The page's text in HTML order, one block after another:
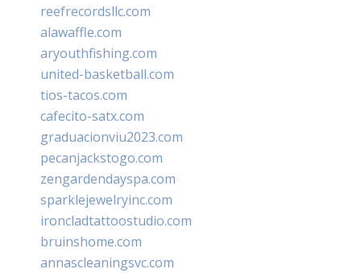
reefrecordsllc.com
alawaffle.com
aryouthfishing.com
united-basketball.com
tios-tacos.com
cafecito-satx.com
graduacionviu2023.com
pecanjackstogo.com
zengardendayspa.com
sparklejewelryinc.com
ironcladtattoostudio.com
bruinshome.com
annascleaningsvc.com